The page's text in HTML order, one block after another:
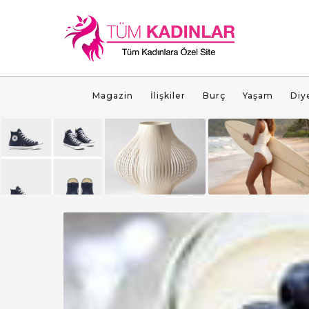
Magazin İlişkiler Burç Yaşam